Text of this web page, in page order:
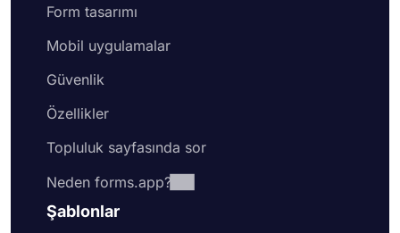
Form tasarımı
Mobil uygulamalar
Güvenlik
Özellikler
Topluluk sayfasında sor
Neden forms.app?
Şablonlar